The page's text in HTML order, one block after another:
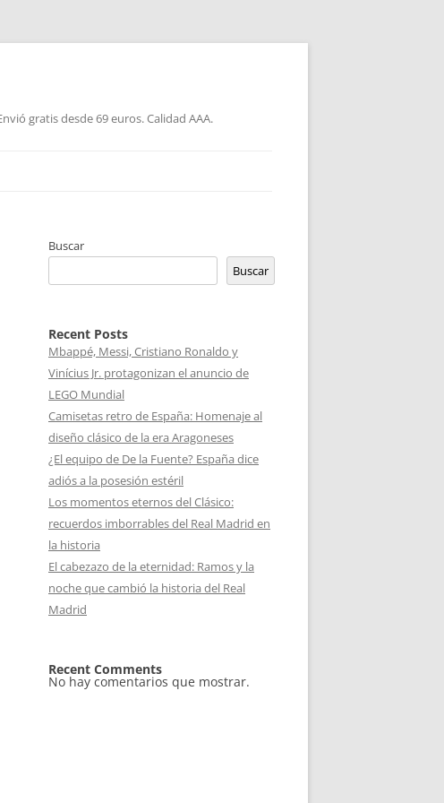
gratis desde 69 euros. Calidad AAA.
Buscar
Buscar
Recent Posts
Mbappé, Messi, Cristiano Ronaldo y
Vinícius Jr. protagonizan el anuncio de
LEGO Mundial
Camisetas retro de España: Homenaje al
diseño clásico de la era Aragoneses
¿El equipo de De la Fuente? España dice
adiós a la posesión estéril
Los momentos eternos del Clásico:
recuerdos imborrables del Real Madrid en
la historia
El cabezazo de la eternidad: Ramos y la
noche que cambió la historia del Real
Madrid
Recent Comments
No hay comentarios que mostrar.